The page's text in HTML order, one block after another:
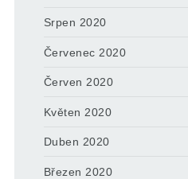
Srpen 2020
Červenec 2020
Červen 2020
Květen 2020
Duben 2020
Březen 2020